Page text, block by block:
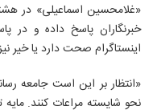
«غلامحسین اسماعیلی» در
خبرنگاران پاسخ داده و در
اینستاگرام صحت دارد یا خیر
«انتظار بر این است جامعه
نحو شایسته مراعات کنند.